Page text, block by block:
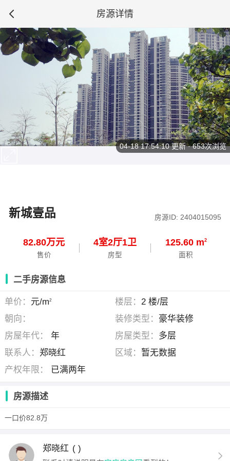
房源详情
新城壹品 房源ID: 2404015095
82.80万元
售价
4室2厅1卫
房型
125.60 m2
面积
04-18 17:54:10更新 · 653次浏览
二手房源信息
单价： 元/m2 楼层： 2 楼/层
朝向：
装修类型： 豪华装修
房屋年代：
年 房屋类型： 多层
联系人：郑晓红 区域： 暂无数据
产权年限：
已满两年
房源描述
一口价82.8万
郑晓红 ( )